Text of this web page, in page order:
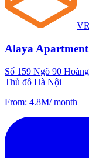
VR
Alaya Apartment
Số 159 Ngõ 90
Thủ đô Hà Nội
From: 4.8M/month